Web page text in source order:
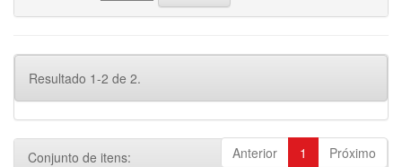
Resultado 1-2 de 2.
Anterior 1 Próximo
Conjunto de itens: